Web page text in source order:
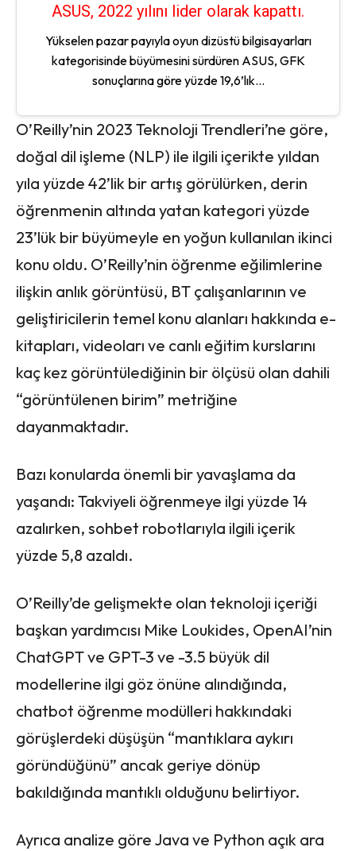
ASUS, 2022 yılını lider olarak kapattı.
Yükselen pazar payıyla oyun dizüstü bilgisayarları
kategorisinde büyümesini sürdüren ASUS, GFK
sonuçlarına göre yüzde 19,6’lık...
O’Reilly’nin 2023 Teknoloji Trendleri’ne göre,
doğal dil işleme (NLP) ile ilgili içerikte yıldan
yıla yüzde 42’lik bir artış görülürken, derin
öğrenmenin altında yatan kategori yüzde
23’lük bir büyümeyle en yoğun kullanılan ikinci
konu oldu. O’Reilly’nin öğrenme eğilimlerine
ilişkin anlık görüntüsü, BT çalışanlarının ve
geliştiricilerin temel konu alanları hakkında e-
kitapları, videoları ve canlı eğitim kurslarını
kaç kez görüntülediğinin bir ölçüsü olan dahili
“görüntülenen birim” metriğine
dayanmaktadır.
Bazı konularda önemli bir yavaşlama da
yaşandı: Takviyeli öğrenmeye ilgi yüzde 14
azalırken, sohbet robotlarıyla ilgili içerik
yüzde 5,8 azaldı.
O’Reilly’de gelişmekte olan teknoloji içeriği
başkan yardımcısı Mike Loukides, OpenAI’nin
ChatGPT ve GPT-3 ve -3.5 büyük dil
modellerine ilgi göz önüne alındığında,
chatbot öğrenme modülleri hakkındaki
görüşlerdeki düşüşün “mantıklara aykırı
göründüğünü” ancak geriye dönüp
bakıldığında mantıklı olduğunu belirtiyor.
Ayrıca analize göre Java ve Python açık ara